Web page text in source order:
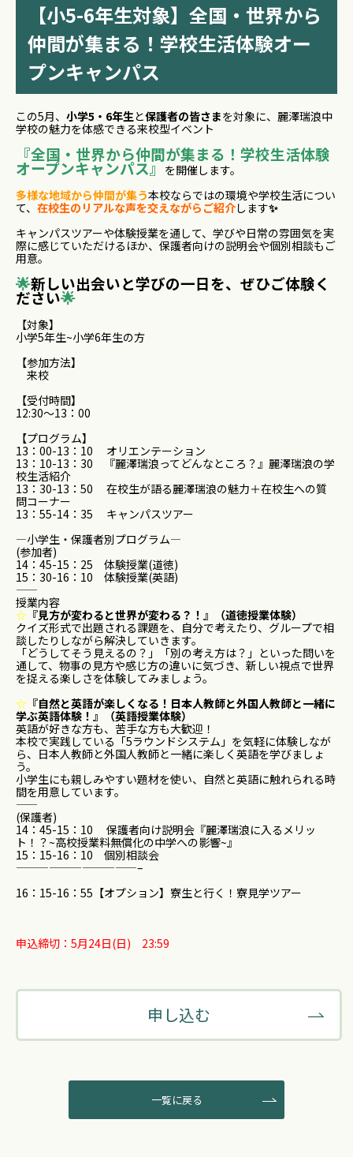
【小5-6年生対象】全国・世界から
仲間が集まる！学校生活体験オー
プンキャンパス
この5月、 小学5・6年生と保護者の皆さまを対象に、麗澤瑞浪中
学校の魅力を体感できる来校型イベント
『全国・世界から仲間が集まる！学校生活体験
オープンキャンパス』を開催します。
多様な地域から仲間が集う本校ならではの環境や学校生活につい
て、 在校生のリアルな声を交えながらご紹介します✨
キャンパスツアーや体験授業を通して、学びや日常の雰囲気を実
際に感じていただけるほか、保護者向けの説明会や個別相談もご
用意。
🌟新しい出会いと学びの一日を、ぜひご体験く
ださい🌟
【対象】
小学5年生~小学6年生の方
【参加方法】
来校
【受付時間】
12:30～13：00
【プログラム】
13：00-13：10 オリエンテーション
13：10-13：30 『麗澤瑞浪ってどんなところ？』麗澤瑞浪の学
校生活紹介
13：30-13：50 在校生が語る麗澤瑞浪の魅力＋在校生への質
問コーナー
13：55-14：35 キャンパスツアー
—小学生・保護者別プログラム—
(参加者)
14：45-15：25 体験授業(道徳)
15：30-16：10 体験授業(英語)
――――――――――――――――――――
授業内容
☆ 『見方が変わると世界が変わる？！』（道徳授業体験）
クイズ形式で出題される課題を、自分で考えたり、グループで相
談したりしながら解決していきます。
「どうしてそう見えるの？」「別の考え方は？」といった問いを
通して、物事の見方や感じ方の違いに気づき、新しい視点で世界
を捉える楽しさを体験してみましょう。
☆ 『自然と英語が楽しくなる！日本人教師と外国人教師と一緒に
学ぶ英語体験！』（英語授業体験）
英語が好きな方も、苦手な方も大歓迎！
本校で実践している「5ラウンドシステム」を気軽に体験しなが
ら、日本人教師と外国人教師と一緒に楽しく英語を学びましょ
う。
小学生にも親しみやすい題材を使い、自然と英語に触れられる時
間を用意しています。
――――――――――――――――――――
(保護者)
14：45-15：10 保護者向け説明会『麗澤瑞浪に入るメリッ
ト！？~高校授業料無償化の中学への影響~』
15：15-16：10 個別相談会
———————————–
16：15-16：55【オプション】寮生と行く！寮見学ツアー
申込締切：5月24日(日) 23:59
申し込む
一覧に戻る